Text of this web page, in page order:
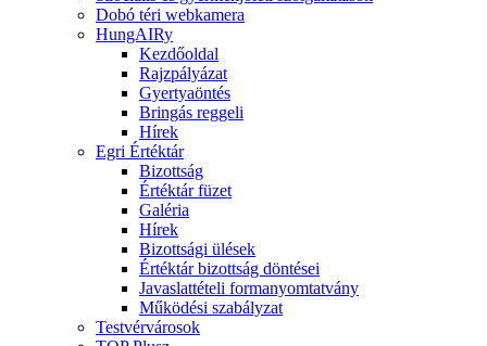
Dobó téri webkamera
HungAIRy
Kezdőoldal
Rajzpályázat
Gyertyaöntés
Bringás reggeli
Hírek
Egri Értéktár
Bizottság
Értéktár füzet
Galéria
Hírek
Bizottsági ülések
Értéktár bizottság döntései
Javaslattételi formanyomtatvány
Működési szabályzat
Testvérvárosok